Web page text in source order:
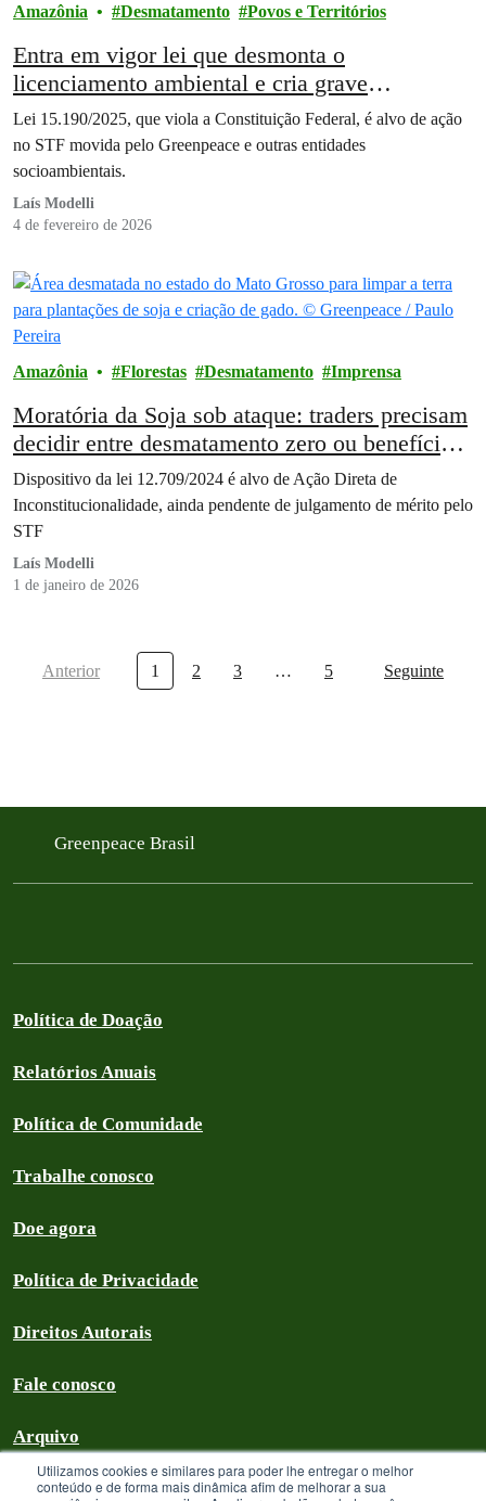
Utilizamos cookies e similares para poder lhe entregar o melhor
conteúdo e de forma mais dinâmica afim de melhorar a sua
Amazônia Desmatamento Povos e Territórios
Entra em vigor lei que desmonta o
licenciamento ambiental e cria grave
insegurança jurídica, alerta Greenpeace Brasil
Lei 15.190/2025, que viola a Constituição Federal, é alvo de ação
no STF movida pelo Greenpeace e outras entidades
socioambientais.
Laís Modelli
4 de fevereiro de 2026
Amazônia Florestas Desmatamento Imprensa
Moratória da Soja sob ataque: traders precisam
decidir entre desmatamento zero ou benefícios
fiscais
Dispositivo da lei 12.709/2024 é alvo de Ação Direta de
Inconstitucionalidade, ainda pendente de julgamento de mérito pelo
STF
Laís Modelli
1 de janeiro de 2026
Anterior 1 2 3 … 5 Seguinte
Greenpeace Brasil
Política de Doação
Relatórios Anuais
Política de Comunidade
Trabalhe conosco
Doe agora
Política de Privacidade
Direitos Autorais
Fale conosco
Arquivo